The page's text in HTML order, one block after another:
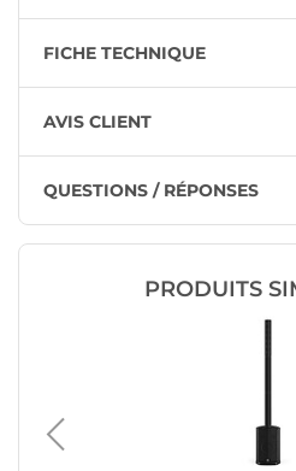
FICHE TECHNIQUE
AVIS CLIENT
QUESTIONS / RÉPONSES
PRODUITS